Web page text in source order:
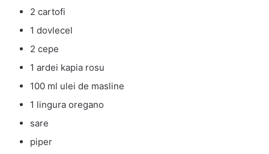
2 cartofi
1 dovlecel
2 cepe
1 ardei kapia rosu
100 ml ulei de masline
1 lingura oregano
sare
piper